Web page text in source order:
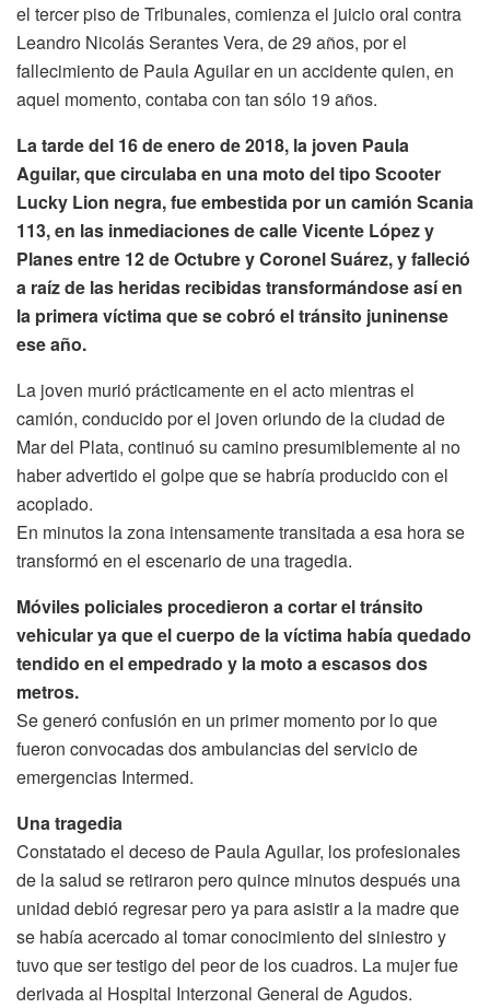
el tercer piso de Tribunales, comienza el juicio oral contra
Leandro Nicolás Serantes Vera, de 29 años, por el
fallecimiento de Paula Aguilar en un accidente quien, en
aquel momento, contaba con tan sólo 19 años.
La tarde del 16 de enero de 2018, la joven Paula
Aguilar, que circulaba en una moto del tipo Scooter
Lucky Lion negra, fue embestida por un camión Scania
113, en las inmediaciones de calle Vicente López y
Planes entre 12 de Octubre y Coronel Suárez, y falleció
a raíz de las heridas recibidas transformándose así en
la primera víctima que se cobró el tránsito juninense
ese año.
La joven murió prácticamente en el acto mientras el
camión, conducido por el joven oriundo de la ciudad de
Mar del Plata, continuó su camino presumiblemente al no
haber advertido el golpe que se habría producido con el
acoplado.
En minutos la zona intensamente transitada a esa hora se
transformó en el escenario de una tragedia.
Móviles policiales procedieron a cortar el tránsito
vehicular ya que el cuerpo de la víctima había quedado
tendido en el empedrado y la moto a escasos dos
metros.
Se generó confusión en un primer momento por lo que
fueron convocadas dos ambulancias del servicio de
emergencias Intermed.
Una tragedia
Constatado el deceso de Paula Aguilar, los profesionales
de la salud se retiraron pero quince minutos después una
unidad debió regresar pero ya para asistir a la madre que
se había acercado al tomar conocimiento del siniestro y
tuvo que ser testigo del peor de los cuadros. La mujer fue
derivada al Hospital Interzonal General de Agudos.